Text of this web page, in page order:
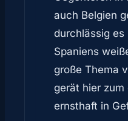
auch Belgien
durchlässig es
Spaniens
große Thema
gerät hier zum
ernsthaft in